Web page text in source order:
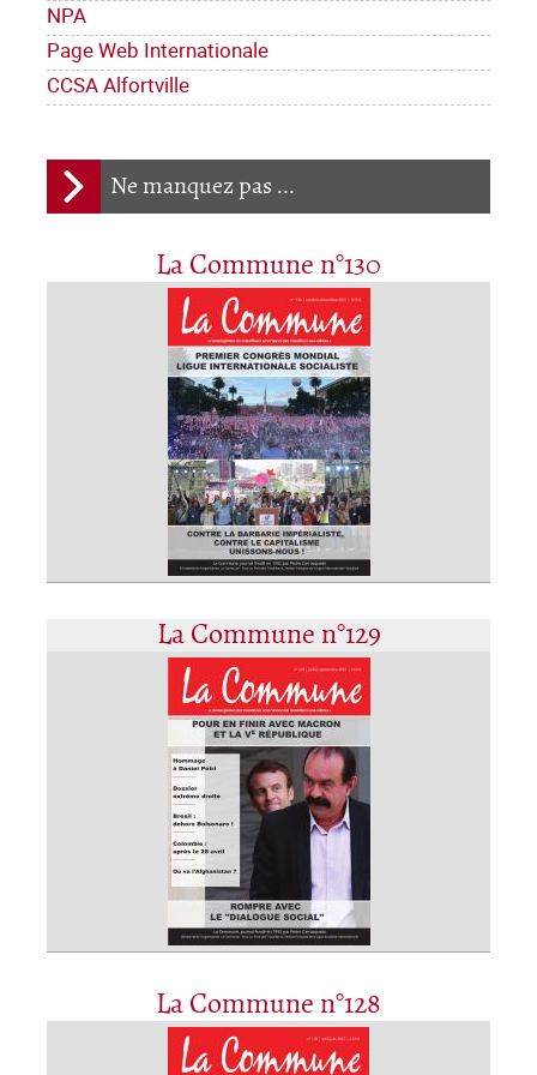
NPA
Page Web Internationale
CCSA Alfortville
Ne manquez pas ...
La Commune n°130
La Commune n°129
La Commune n°128